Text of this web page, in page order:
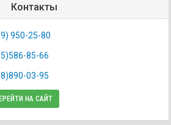
Контакты
950-25-80
85-66
03-95
НА САЙТ